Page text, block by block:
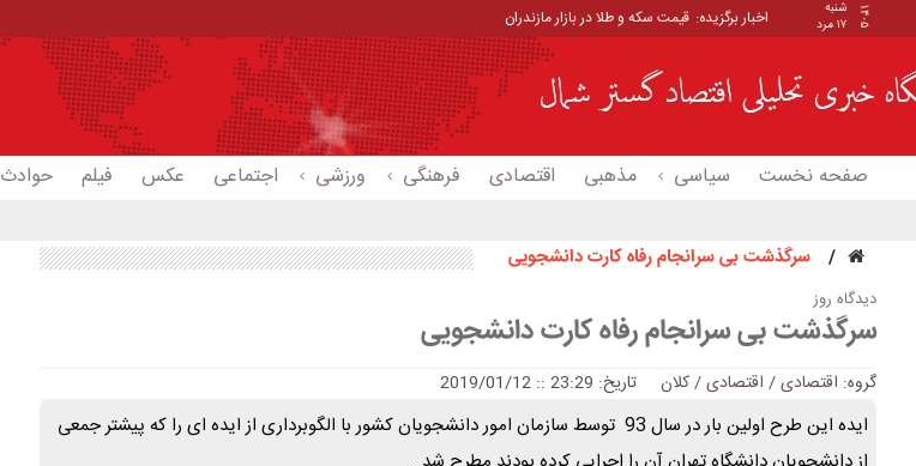
۱۴۰۵
شنبه
۱۷ مرد
اخبار برگزیده: قیمت سکه و طلا در بازار مازندران
صفحه نخست سیاسی مذهبی اقتصادی فرهنگی ورزشی اجتماعی عکس فیلم حوادث
سرگذشت بی سرانجام رفاه کارت دانشجویی
دیدگاه روز
سرگذشت بی سرانجام رفاه کارت دانشجویی
گروه: اقتصادی/ اقتصادی / کلان تاریخ: 23:29 :: 2019/01/12
ایده این طرح اولین بار در سال 93 توسط سازمان امور دانشجویان کشور با الگوبرداری از ایده ای را که پیشتر جمعی